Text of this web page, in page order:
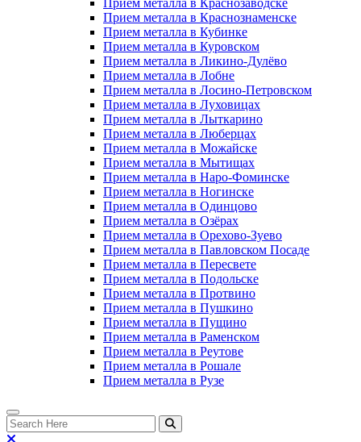
Прием металла в Краснозаводске
Прием металла в Краснознаменске
Прием металла в Кубинке
Прием металла в Куровском
Прием металла в Ликино-Дулёво
Прием металла в Лобне
Прием металла в Лосино-Петровском
Прием металла в Луховицах
Прием металла в Лыткарино
Прием металла в Люберцах
Прием металла в Можайске
Прием металла в Мытищах
Прием металла в Наро-Фоминске
Прием металла в Ногинске
Прием металла в Одинцово
Прием металла в Озёрах
Прием металла в Орехово-Зуево
Прием металла в Павловском Посаде
Прием металла в Пересвете
Прием металла в Подольске
Прием металла в Протвино
Прием металла в Пушкино
Прием металла в Пущино
Прием металла в Раменском
Прием металла в Реутове
Прием металла в Рошале
Прием металла в Рузе